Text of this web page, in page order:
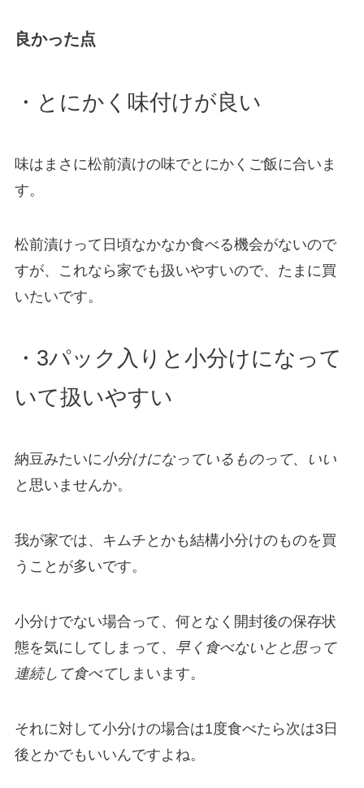
良かった点
・とにかく味付けが良い
味はまさに松前漬けの味でとにかくご飯に合いま
す。
松前漬けって日頃なかなか食べる機会がないので
すが、これなら家でも扱いやすいので、たまに買
いたいです。
・3パック入りと小分けになって
いて扱いやすい
納豆みたいに小分けになっているものって、いい
と思いませんか。
我が家では、キムチとかも結構小分けのものを買
うことが多いです。
小分けでない場合って、何となく開封後の保存状
態を気にしてしまって、 早く食べないとと思って
連続して食べてしまいます。
それに対して小分けの場合は1度食べたら次は3日
後とかでもいいんですよね。